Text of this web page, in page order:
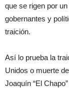
que se rigen por
gobernantes y
traición.
Así lo prueba la
Unidos o muerte
Joaquín “El